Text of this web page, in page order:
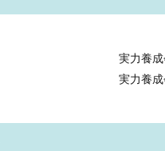
実力養
実力養